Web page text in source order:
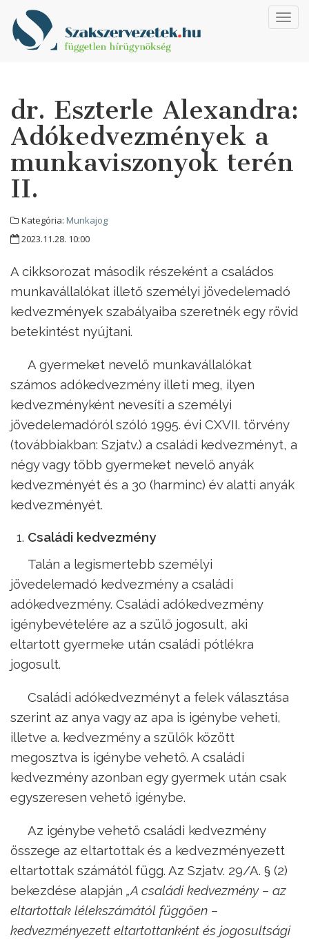
dr. Eszterle Alexandra:
Adókedvezmények a
munkaviszonyok terén
II.
Kategória: Munkajog
2023.11.28. 10:00
A cikksorozat második részeként a családos
munkavállalókat illető személyi jövedelemadó
kedvezmények szabályaiba szeretnék egy rövid
betekintést nyújtani.
A gyermeket nevelő munkavállalókat
számos adókedvezmény illeti meg, ilyen
kedvezményként nevesíti a személyi
jövedelemadóról szóló 1995. évi CXVII. törvény
(továbbiakban: Szjatv.) a családi kedvezményt, a
négy vagy több gyermeket nevelő anyák
kedvezményét és a 30 (harminc) év alatti anyák
kedvezményét.
Családi kedvezmény
Talán a legismertebb személyi
jövedelemadó kedvezmény a családi
adókedvezmény. Családi adókedvezmény
igénybevételére az a szülő jogosult, aki
eltartott gyermeke után családi pótlékra
jogosult.
Családi adókedvezményt a felek választása
szerint az anya vagy az apa is igénybe veheti,
illetve a. kedvezmény a szülők között
megosztva is igénybe vehető. A családi
kedvezmény azonban egy gyermek után csak
egyszeresen vehető igénybe.
Az igénybe vehető családi kedvezmény
összege az eltartottak és a kedvezményezett
eltartottak számától függ. Az Szjatv. 29/A. § (2)
bekezdése alapján „A családi kedvezmény – az
eltartottak lélekszámától függően –
kedvezményezett eltartottanként és jogosultsági